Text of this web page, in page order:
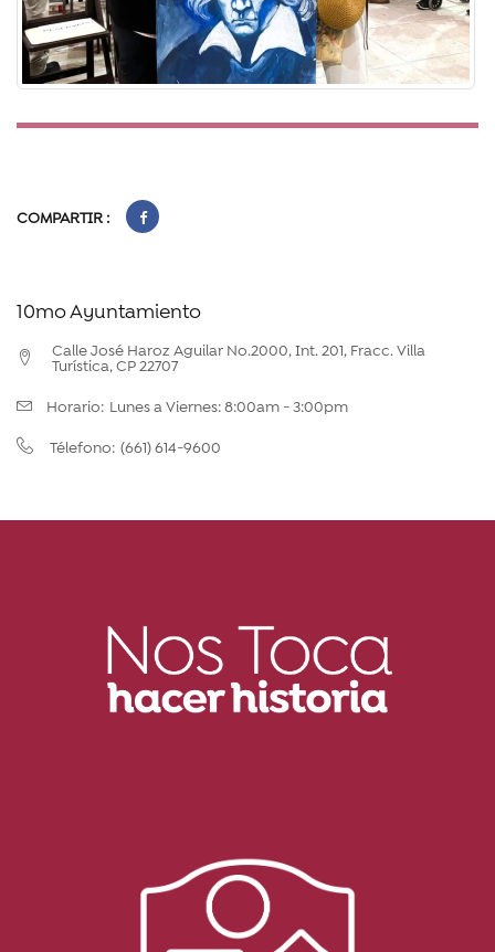
COMPARTIR :
10mo Ayuntamiento
Calle José Haroz Aguilar No.2000, Int. 201, Fracc. Villa
Turística, CP 22707
Horario: Lunes a Viernes: 8:00am - 3:00pm
Télefono: (661) 614-9600